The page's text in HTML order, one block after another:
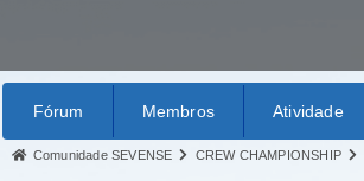
Fórum Membros Atividade
Comunidade SEVENSE CREW CHAMPIONSHIP